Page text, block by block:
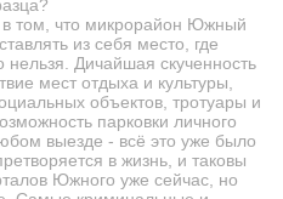
в том, что микрорайон Южный
из себя место, где
нельзя. Дичайшая скученность
мест отдыха и культуры,
объектов, тротуары и
парковки личного
выезде - всё это уже было
в жизнь, и таковы
Южного уже сейчас, но